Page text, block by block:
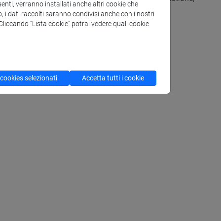
economico.
verranno installati anche altri cookie che
i dati raccolti saranno condivisi anche con i nostri
“Lista cookie” potrai vedere quali cookie
selezionati Accetta tutti i cookie